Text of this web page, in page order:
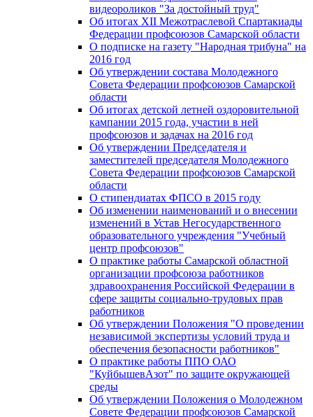
видеороликов "За достойный труд"
Об итогах XII Межотраслевой Спартакиады
Федерации профсоюзов Самарской области
О подписке на газету "Народная трибуна" на
2016 год
Об утверждении состава Молодежного
Совета Федерации профсоюзов Самарской
области
Об итогах детской летней оздоровительной
кампании 2015 года, участии в ней
профсоюзов и задачах на 2016 год
Об утверждении Председателя и
заместителей председателя Молодежного
Совета Федерации профсоюзов Самарской
области
О стипендиатах ФПСО в 2015 году
Об изменении наименований и о внесении
изменений в Устав Негосударственного
образовательного учреждения "Учебный
центр профсоюзов"
О практике работы Самарской областной
организации профсоюза работников
здравоохранения Российской Федерации в
сфере защиты социально-трудовых прав
работников
Об утверждении Положения "О проведении
независимой экспертизы условий труда и
обеспечения безопасности работников"
О практике работы ППО ОАО
"КуйбышевАзот" по защите окружающей
среды
Об утверждении Положения о Молодежном
Совете Федерации профсоюзов Самарской